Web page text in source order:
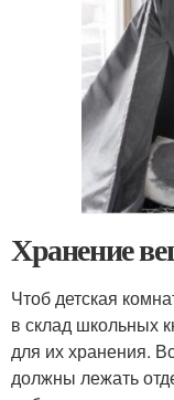
Хранение
Чтоб детская
в склад школьных
для их хранения.
должны лежать